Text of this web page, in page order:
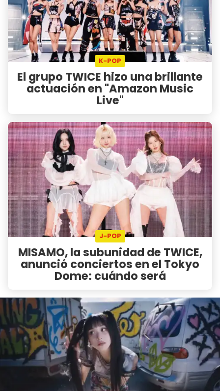
K-POP
El grupo TWICE hizo una brillante
actuación en "Amazon Music
Live"
J-POP
MISAMO, la subunidad de TWICE,
anunció conciertos en el Tokyo
Dome: cuándo será